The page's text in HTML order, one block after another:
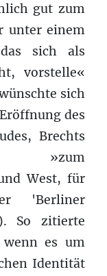
gut zum
unter einem
das sich als
vorstelle«
sich
des
Brechts
»zum
West, für
'Berliner
So zitierte
wenn es um
Identität